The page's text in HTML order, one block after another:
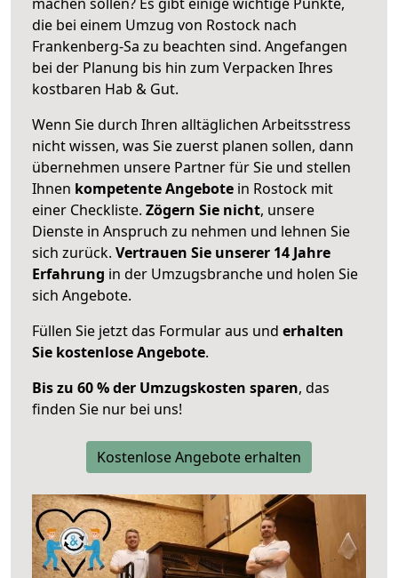
die bei einem Umzug von Rostock nach
Frankenberg-Sa zu beachten sind. Angefangen
bei der Planung bis hin zum Verpacken Ihres
kostbaren Hab & Gut.
Wenn Sie durch Ihren alltäglichen Arbeitsstress
nicht wissen, was Sie zuerst planen sollen, dann
übernehmen unsere Partner für Sie und stellen
Ihnen kompetente Angebote in Rostock mit
einer Checkliste. Zögern Sie nicht, unsere
Dienste in Anspruch zu nehmen und lehnen Sie
sich zurück. Vertrauen Sie unserer 14 Jahre
Erfahrung in der Umzugsbranche und holen Sie
sich Angebote.
Füllen Sie jetzt das Formular aus und erhalten
Sie kostenlose Angebote.
Bis zu 60 % der Umzugskosten sparen, das
finden Sie nur bei uns!
Kostenlose Angebote erhalten